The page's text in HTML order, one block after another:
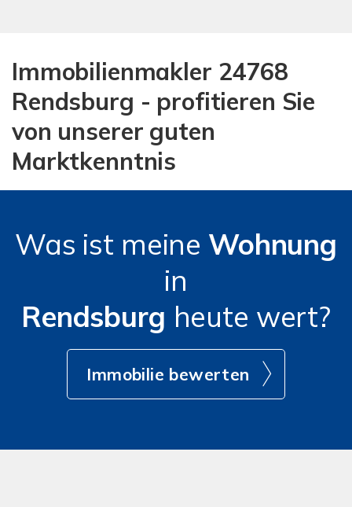
Immobilienmakler 24768
Rendsburg - profitieren Sie
von unserer guten
Marktkenntnis
Was ist meine Wohnung
in
Rendsburg heute wert?
Immobilie bewerten